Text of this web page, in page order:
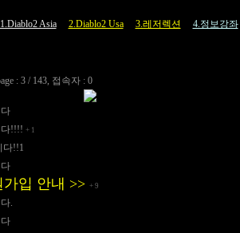
1.Diablo2 Asia 2.Diablo2 Usa 3.레저렉션 4.정보강좌
: 3 / 143, 접속자 : 0
다!!!! + 1
다!!1
가입 안내 >> + 9
.